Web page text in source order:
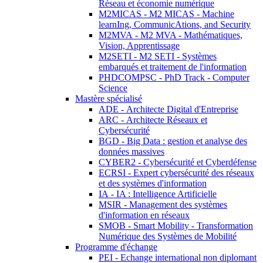
Réseau et économie numérique
M2MICAS - M2 MICAS - Machine
learnIng, CommunicAtions, and Security
M2MVA - M2 MVA - Mathématiques,
Vision, Apprentissage
M2SETI - M2 SETI - Systèmes
embarqués et traitement de l'information
PHDCOMPSC - PhD Track - Computer
Science
Mastère spécialisé
ADE - Architecte Digital d'Entreprise
ARC - Architecte Réseaux et
Cybersécurité
BGD - Big Data : gestion et analyse des
données massives
CYBER2 - Cybersécurité et Cyberdéfense
ECRSI - Expert cybersécurité des réseaux
et des systèmes d'information
IA - IA : Intelligence Artificielle
MSIR - Management des systèmes
d'information en réseaux
SMOB - Smart Mobility - Transformation
Numérique des Systèmes de Mobilité
Programme d'échange
PEI - Echange international non diplomant